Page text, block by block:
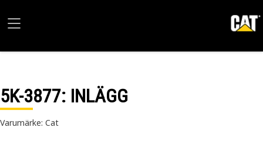
5K-3877: INLÄGG
Varumärke: Cat